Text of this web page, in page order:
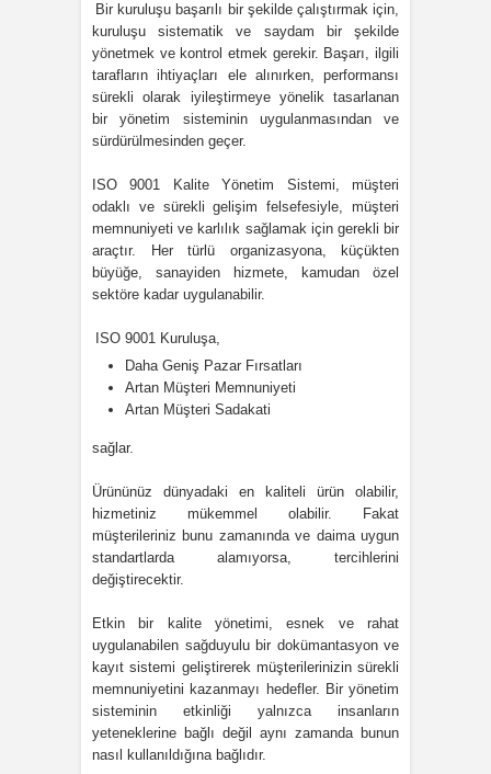
Bir kuruluşu başarılı bir şekilde çalıştırmak için,
kuruluşu sistematik ve saydam bir şekilde
yönetmek ve kontrol etmek gerekir. Başarı, ilgili
tarafların ihtiyaçları ele alınırken, performansı
sürekli olarak iyileştirmeye yönelik tasarlanan
bir yönetim sisteminin uygulanmasından ve
sürdürülmesinden geçer.
ISO 9001 Kalite Yönetim Sistemi, müşteri
odaklı ve sürekli gelişim felsefesiyle, müşteri
memnuniyeti ve karlılık sağlamak için gerekli bir
araçtır. Her türlü organizasyona, küçükten
büyüğe, sanayiden hizmete, kamudan özel
sektöre kadar uygulanabilir.
ISO 9001 Kuruluşa,
Daha Geniş Pazar Fırsatları
Artan Müşteri Memnuniyeti
Artan Müşteri Sadakati
sağlar.
Ürününüz dünyadaki en kaliteli ürün olabilir,
hizmetiniz mükemmel olabilir. Fakat
müşterileriniz bunu zamanında ve daima uygun
standartlarda alamıyorsa, tercihlerini
değiştirecektir.
Etkin bir kalite yönetimi, esnek ve rahat
uygulanabilen sağduyulu bir dokümantasyon ve
kayıt sistemi geliştirerek müşterilerinizin sürekli
memnuniyetini kazanmayı hedefler. Bir yönetim
sisteminin etkinliği yalnızca insanların
yeteneklerine bağlı değil aynı zamanda bunun
nasıl kullanıldığına bağlıdır.